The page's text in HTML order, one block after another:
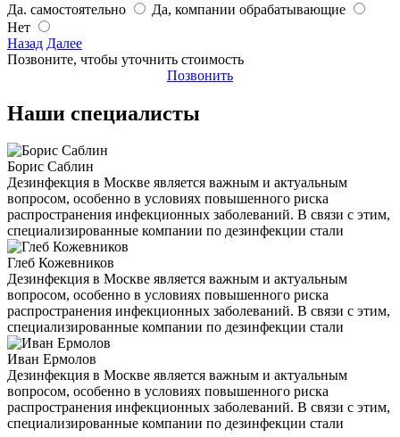
Да. самостоятельно
Да, компании обрабатывающие
Нет
Назад Далее
Позвоните, чтобы уточнить стоимость
Позвонить
Наши специалисты
Борис Саблин
Дезинфекция в Москве является важным и актуальным
вопросом, особенно в условиях повышенного риска
распространения инфекционных заболеваний. В связи с этим,
специализированные компании по дезинфекции стали
Глеб Кожевников
Дезинфекция в Москве является важным и актуальным
вопросом, особенно в условиях повышенного риска
распространения инфекционных заболеваний. В связи с этим,
специализированные компании по дезинфекции стали
Иван Ермолов
Дезинфекция в Москве является важным и актуальным
вопросом, особенно в условиях повышенного риска
распространения инфекционных заболеваний. В связи с этим,
специализированные компании по дезинфекции стали